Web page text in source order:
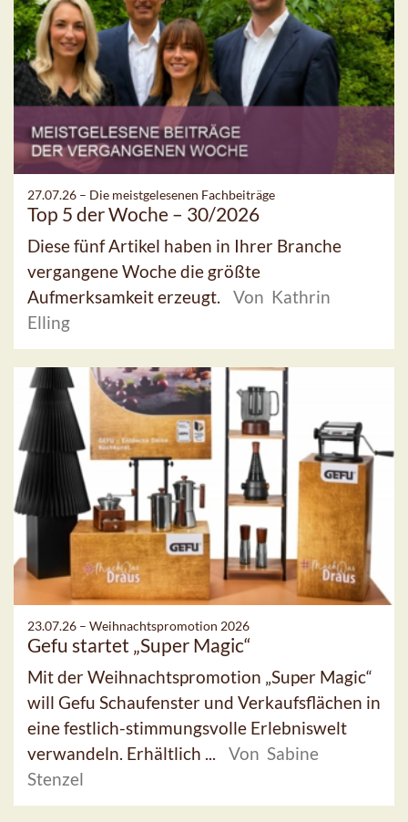
27.07.26 – Die meistgelesenen Fachbeiträge
Top 5 der Woche – 30/2026
Diese fünf Artikel haben in Ihrer Branche
vergangene Woche die größte
Aufmerksamkeit erzeugt.
Von Kathrin
Elling
23.07.26 – Weihnachtspromotion 2026
Gefu startet „Super Magic“
Mit der Weihnachtspromotion „Super Magic“
will Gefu Schaufenster und Verkaufsflächen in
eine festlich-stimmungsvolle Erlebniswelt
verwandeln. Erhältlich ...
Von Sabine
Stenzel